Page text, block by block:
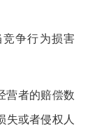
争行为损害
营者的赔偿数
失或者侵权人